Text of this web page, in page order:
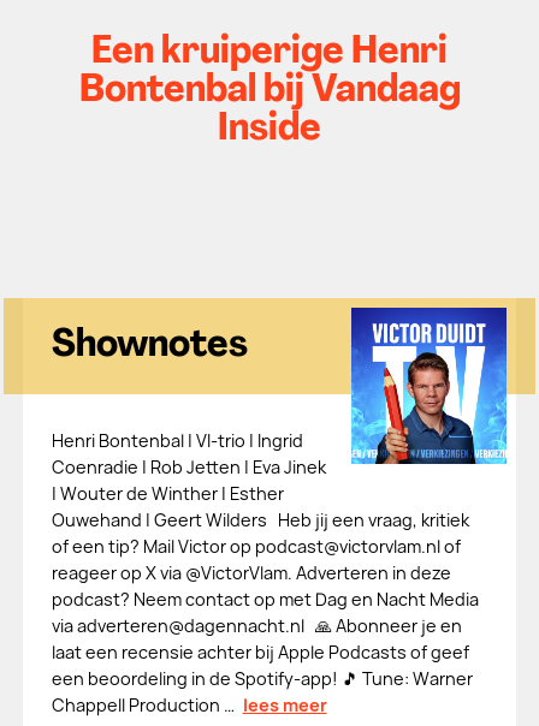
Een kruiperige Henri
Bontenbal bij Vandaag
Inside
Shownotes
Henri Bontenbal | VI-trio | Ingrid
Coenradie | Rob Jetten | Eva Jinek
| Wouter de Winther | Esther
Ouwehand | Geert Wilders Heb jij een vraag, kritiek
of een tip? Mail Victor op podcast@victorvlam.nl of
reageer op X via @VictorVlam. Adverteren in deze
podcast? Neem contact op met Dag en Nacht Media
via adverteren@dagennacht.nl 🙏 Abonneer je en
laat een recensie achter bij ⁠⁠⁠⁠⁠⁠⁠⁠⁠⁠⁠⁠⁠⁠⁠⁠⁠⁠⁠⁠⁠⁠⁠⁠⁠⁠⁠⁠⁠⁠⁠⁠⁠⁠⁠⁠⁠⁠⁠⁠⁠⁠⁠Apple Podcasts⁠⁠⁠⁠⁠⁠⁠⁠⁠⁠⁠⁠⁠⁠⁠⁠⁠⁠⁠⁠⁠⁠⁠⁠⁠⁠⁠⁠⁠⁠⁠⁠⁠⁠⁠⁠⁠⁠⁠⁠⁠⁠⁠ of geef
een beoordeling in de Spotify-app! 🎵 Tune: Warner
Chappell Production … lees meer